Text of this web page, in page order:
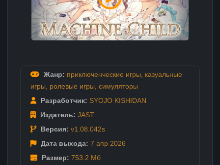
Жанр: приключенческие игры
казуальные
игры
ролевые игры симуляторы
Разработчик: SYOJO KISHIDAN
Издатель: JAST
Версия: v1.08.042s
Дата выхода: 7 апр 2026
Размер: 753.2 Мб